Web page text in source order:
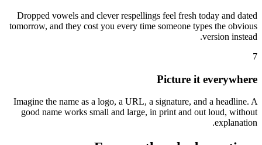
Dropped vowels and clever respellings feel fresh today and dated
tomorrow, and they cost you every time someone types the obvious
version instead.
7
Picture it everywhere
Imagine the name as a logo, a URL, a signature, and a headline. A
good name works small and large, in print and out loud, without
explanation.